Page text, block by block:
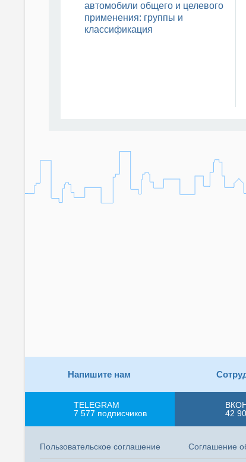
автомобили общего и целевого
применения: группы и
классификация
Напишите нам
TELEGRAM
7 577 подписчиков
42
Пользовательское соглашение Соглашение